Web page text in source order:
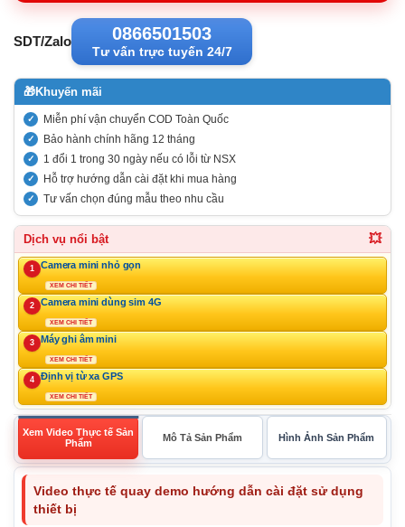
SDT/Zalo 0866501503
Tư vấn trực tuyến 24/7
🎁Khuyến mãi
Miễn phí vận chuyển COD Toàn Quốc
Bảo hành chính hãng 12 tháng
1 đổi 1 trong 30 ngày nếu có lỗi từ NSX
Hỗ trợ hướng dẫn cài đặt khi mua hàng
Tư vấn chọn đúng mẫu theo nhu cầu
Dịch vụ nổi bật 💥
1 Camera mini nhỏ gọn
XEM CHI TIẾT
2 Camera mini dùng sim 4G
XEM CHI TIẾT
3 Máy ghi âm mini
XEM CHI TIẾT
4 Định vị từ xa GPS
XEM CHI TIẾT
Xem Video Thực tế Sản
Phẩm
Mô Tả Sản Phẩm Hình Ảnh Sản Phẩm
Video thực tế quay demo hướng dẫn cài đặt sử dụng
thiết bị